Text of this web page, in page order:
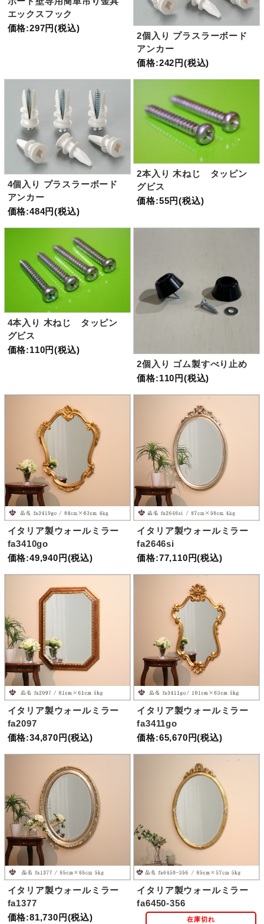
エックスフック
価格:297円(税込)
2個入り プラスラーボード
アンカー
価格:242円(税込)
4個入り プラスラーボード
アンカー
価格:484円(税込)
2本入り 木ねじ タッピン
グビス
価格:55円(税込)
4本入り 木ねじ タッピン
グビス
価格:110円(税込)
2個入り ゴム製すべり止め
価格:110円(税込)
イタリア製ウォールミラー
fa3410go
価格:49,940円(税込)
イタリア製ウォールミラー
fa2646si
価格:77,110円(税込)
イタリア製ウォールミラー
fa2097
価格:34,870円(税込)
イタリア製ウォールミラー
fa3411go
価格:65,670円(税込)
イタリア製ウォールミラー
fa1377
価格:81,730円(税込)
イタリア製ウォールミラー
fa6450-356
在庫切れ